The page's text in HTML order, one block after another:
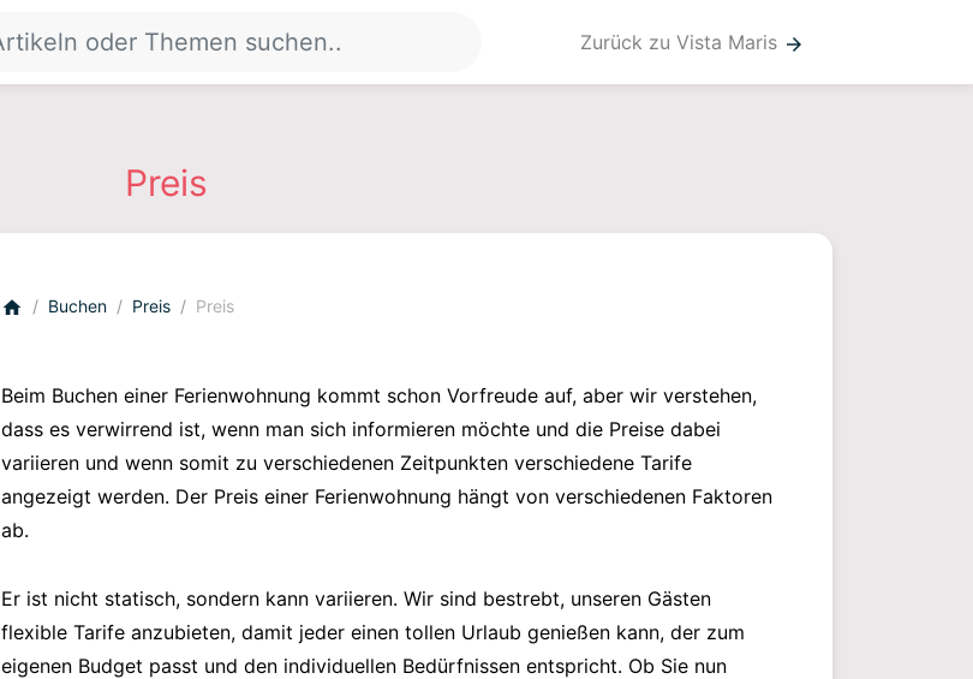
Zurück zu Vista Maris arrow_forward
Preis
home Buchen Preis Preis
Beim Buchen einer Ferienwohnung kommt schon Vorfreude auf, aber wir verstehen,
dass es verwirrend ist, wenn man sich informieren möchte und die Preise dabei
variieren und wenn somit zu verschiedenen Zeitpunkten verschiedene Tarife
angezeigt werden. Der Preis einer Ferienwohnung hängt von verschiedenen Faktoren
ab.
Er ist nicht statisch, sondern kann variieren. Wir sind bestrebt, unseren Gästen
flexible Tarife anzubieten, damit jeder einen tollen Urlaub genießen kann, der zum
eigenen Budget passt und den individuellen Bedürfnissen entspricht. Ob Sie nun